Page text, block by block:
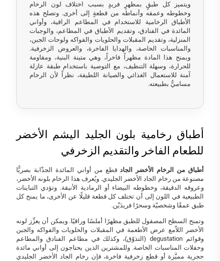
ويتميز كل طبقٍ بمظهرٍ فريدٍ بسبب اختلاف لون الرخام
وخطوطه وعمقه وأنماطه من قطعةٍ إلى أخرى. وتصلح هذه
الأطباق الرخامية للاستخدام في المطاعم الراقية، وأواني
المائدة في الفنادق، وتقديم الأطباق في المطاعم، والوجبات
المنزلية، وتقديم المقبلات والحلويات والفواكه ولوحات الجبن،
والمناسبات الخاصة، والهدايا الفاخرة، والعروض الزخرفية.
ويمنح هذا المادة مظهراً فاخراً، وهي متينة البنية، ومقاومة
للحرارة، وسهلة التنظيف، مع التوصية باستخدام طبقة عازلة
آمنة للاستعمال الغذائي والصيانة اللطيفة، نظراً لأن الرخام
مساميٌّ بطبيعته.
أطباق رخامية بلون الجليد اليشم الأخضر
للطعام الفاخر والتقديم الزخرفي
أطباق من الرخام الأخضر الجادقطع من أواني المائدة الجذّابة بصريًّا
مصنوعة من رخام الجاد الأخضر الجليدي. ويُعرف هذا الرخام بلونه الأخضر،
وعروقه الدقيقة، وخطوطه البيضاء أو الرمادية الأنيقة. وتؤدي التباينات
الطبيعية في اللون إلى أن تختلف كل قطعة قليلًا عن الأخرى، ما يمنح كل
طبق عمقًا وشخصيّة وسحرًا فريدَيْن.
وتمنح السطح المصقول للطبق مظهرًا أملسًا وراقيًا. ويمكن أن يعزِّز لونه
الأخضر اللاّمع عرض الأطعمة في المقبلات والحلويات والفواكه والجبن
وقوائم degustation (التذوّق)، وكذلك في مطاعم الفنادق والمطاعم
وحفلات المناسبات الخاصة. وللمشترين الذين يحتاجون إلى أواني مائدة
حجرية مميَّزة أو قطع زخرفية فاخرة، فإن رخام الجاد الأخضر الجليدي